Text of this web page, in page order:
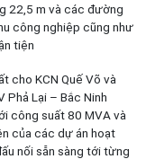
22,5 m và các đường
công nghiệp cũng như
tiện
cho KCN Quế Võ và
Lại – Bắc Ninh
công suất 80 MVA và
của các dự án hoạt
nối sẵn sàng tới từng